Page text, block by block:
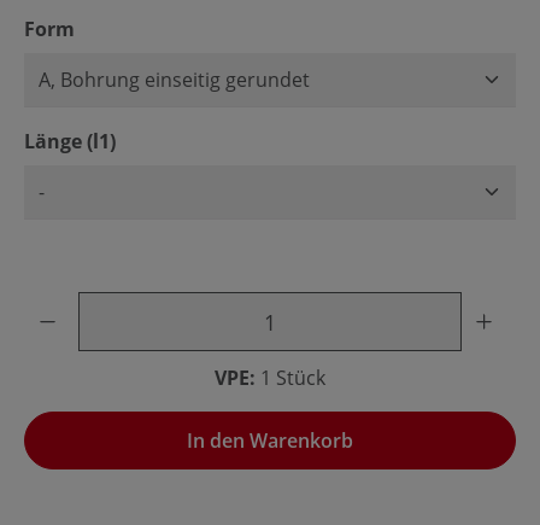
Form
Länge (l1)auswählen
VPE: 1 Stück
In den Warenkorb